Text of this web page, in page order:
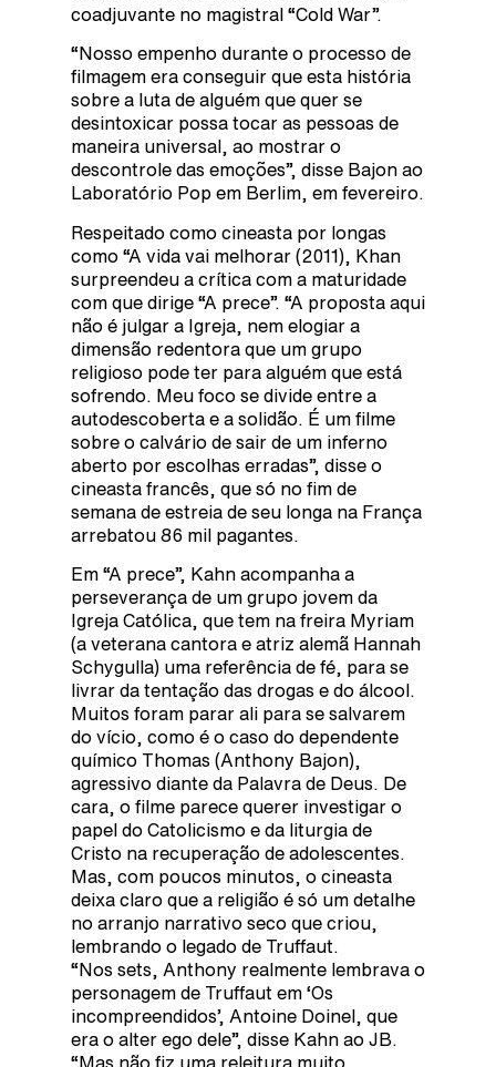
coadjuvante no magistral “Cold War”.
“Nosso empenho durante o processo de
filmagem era conseguir que esta história
sobre a luta de alguém que quer se
desintoxicar possa tocar as pessoas de
maneira universal, ao mostrar o
descontrole das emoções”, disse Bajon ao
Laboratório Pop em Berlim, em fevereiro.
Respeitado como cineasta por longas
como “A vida vai melhorar (2011), Khan
surpreendeu a crítica com a maturidade
com que dirige “A prece”. “A proposta aqui
não é julgar a Igreja, nem elogiar a
dimensão redentora que um grupo
religioso pode ter para alguém que está
sofrendo. Meu foco se divide entre a
autodescoberta e a solidão. É um filme
sobre o calvário de sair de um inferno
aberto por escolhas erradas”, disse o
cineasta francês, que só no fim de
semana de estreia de seu longa na França
arrebatou 86 mil pagantes.
Em “A prece”, Kahn acompanha a
perseverança de um grupo jovem da
Igreja Católica, que tem na freira Myriam
(a veterana cantora e atriz alemã Hannah
Schygulla) uma referência de fé, para se
livrar da tentação das drogas e do álcool.
Muitos foram parar ali para se salvarem
do vício, como é o caso do dependente
químico Thomas (Anthony Bajon),
agressivo diante da Palavra de Deus. De
cara, o filme parece querer investigar o
papel do Catolicismo e da liturgia de
Cristo na recuperação de adolescentes.
Mas, com poucos minutos, o cineasta
deixa claro que a religião é só um detalhe
no arranjo narrativo seco que criou,
lembrando o legado de Truffaut.
“Nos sets, Anthony realmente lembrava o
personagem de Truffaut em ‘Os
incompreendidos’, Antoine Doinel, que
era o alter ego dele”, disse Kahn ao JB.
“Mas não fiz uma releitura muito